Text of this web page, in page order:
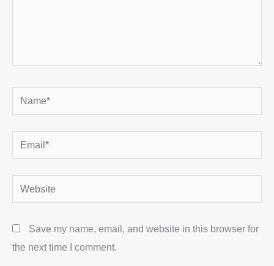
Name*
Email*
Website
Save my name, email, and website in this browser for
the next time I comment.